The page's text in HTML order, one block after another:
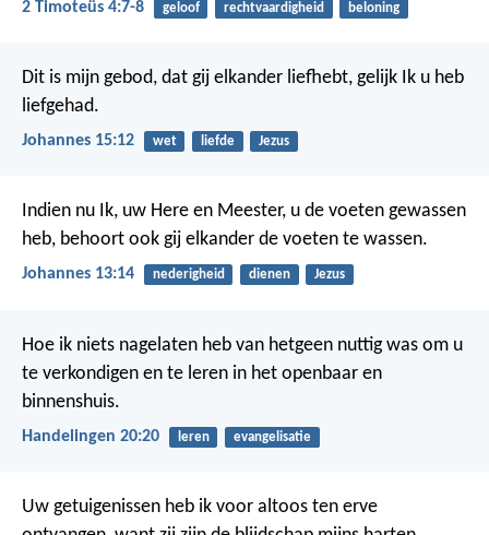
2 Timoteüs 4:7-8 geloof rechtvaardigheid beloning
Dit is mijn gebod, dat gij elkander liefhebt, gelijk Ik u heb
liefgehad.
Johannes 15:12 wet liefde Jezus
Indien nu Ik, uw Here en Meester, u de voeten gewassen
heb, behoort ook gij elkander de voeten te wassen.
Johannes 13:14 nederigheid dienen Jezus
Hoe ik niets nagelaten heb van hetgeen nuttig was om u
te verkondigen en te leren in het openbaar en
binnenshuis.
Handelingen 20:20 leren evangelisatie
Uw getuigenissen heb ik voor altoos ten erve